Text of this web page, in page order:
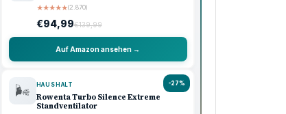
★★★★★(2.870)
€94,99€139,99
Auf Amazon ansehen →
-27%
🌬️ HAUSHALT
Rowenta Turbo Silence Extreme
Standventilator